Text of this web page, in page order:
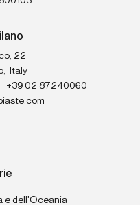
22
,
Italy
+39 02 87240060
e dell'Oceania